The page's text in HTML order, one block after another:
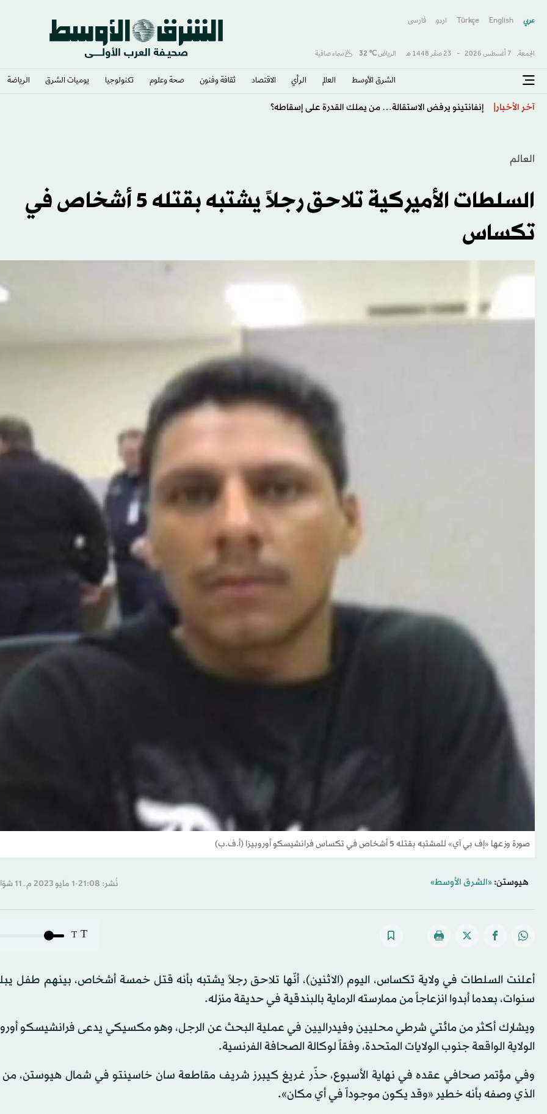
عربي English
Türkçe اردو فارسى
الجمعة, 7 أغسطس 2026 - 23 صفَر 1448 هـ الرياض℃
32 سماء صافية
الشرق الأوسط​ العالم الرأي الاقتصاد ثقافة وفنون صحة وعلوم تكنولوجيا يوميات الشرق​ الرياضة
آخر الأخبار طرابزون يكتب صفحة جديدة مع صلاح… استقبال أسطوري وشغف لا يوصف
العالم
السلطات الأميركية تلاحق رجلاً يشتبه بقتله 5 أشخاص في
تكساس
صورة وزعها «إف بي آي» للمشتبه بقتله 5 أشخاص في تكساس فرانشيسكو أوروبيزا (أ.ف.ب)
هيوستن: «الشرق الأوسط» نُشر: 21:08-1 مايو 2023 م ـ 11 شوّال 1444 هـ
T
T
أعلنت السلطات في ولاية تكساس، اليوم (الاثنين)، أنّها تلاحق رجلاً يشتبه بأنه قتل خمسة أشخاص، بينهم طفل
سنوات، بعدما أبدوا انزعاجاً من ممارسته الرماية بالبندقية في حديقة منزله.
ويشارك أكثر من مائتي شرطي محليين وفيدراليين في عملية البحث عن الرجل، وهو مكسيكي يدعى فرانشيسكو
الولاية الواقعة جنوب الولايات المتحدة، وفقاً لوكالة الصحافة الفرنسية.
وفي مؤتمر صحافي عقده في نهاية الأسبوع، حذّر غريغ كيبرز شريف مقاطعة سان خاسينتو في شمال هيوستن، من
الذي وصفه بأنه خطير «وقد يكون موجوداً في أي مكان».